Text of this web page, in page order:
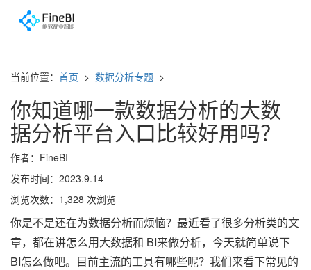
当前位置： 首页 > 数据分析专题 >
你知道哪一款数据分析的大数
据分析平台入口比较好用吗？
作者：FineBI
发布时间：2023.9.14
浏览次数：1,328 次浏览
你是不是还在为数据分析而烦恼？最近看了很多分析类的文
章，都在讲怎么用大数据和 BI来做分析，今天就简单说下
BI怎么做吧。目前主流的工具有哪些呢？我们来看下常见的